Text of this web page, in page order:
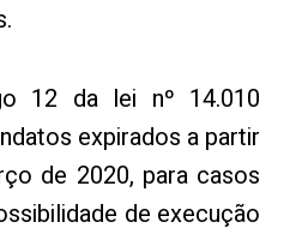
12 da lei nº 14.010
expirados a partir
de 2020, para casos
de execução